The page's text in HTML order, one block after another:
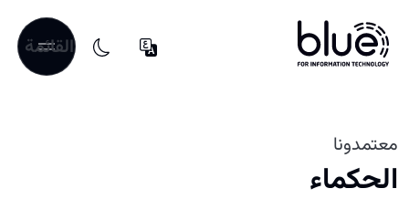
القائمة
معتمدونا
الحكماء